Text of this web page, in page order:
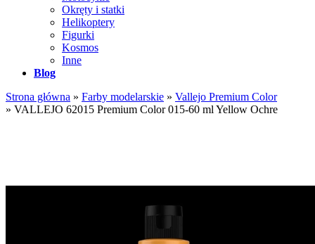
Okręty i statki
Helikoptery
Figurki
Kosmos
Inne
Blog
Strona główna » Farby modelarskie » Vallejo Premium Color
» VALLEJO 62015 Premium Color 015-60 ml Yellow Ochre